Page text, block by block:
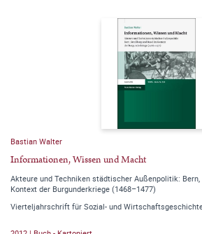
Bastian Walter
Informationen, Wissen und Macht
Akteure und Techniken städtischer Außenpolitik:
Kontext der Burgunderkriege (1468–1477)
Vierteljahrschrift für Sozial- und